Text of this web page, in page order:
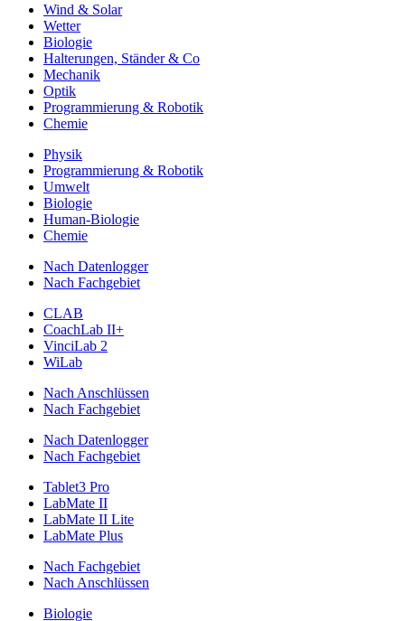
Wind & Solar
Wetter
Biologie
Halterungen, Ständer & Co
Mechanik
Optik
Programmierung & Robotik
Chemie
Physik
Programmierung & Robotik
Umwelt
Biologie
Human-Biologie
Chemie
Nach Datenlogger
Nach Fachgebiet
CLAB
CoachLab II+
VinciLab 2
WiLab
Nach Anschlüssen
Nach Fachgebiet
Nach Datenlogger
Nach Fachgebiet
Tablet3 Pro
LabMate II
LabMate II Lite
LabMate Plus
Nach Fachgebiet
Nach Anschlüssen
Biologie